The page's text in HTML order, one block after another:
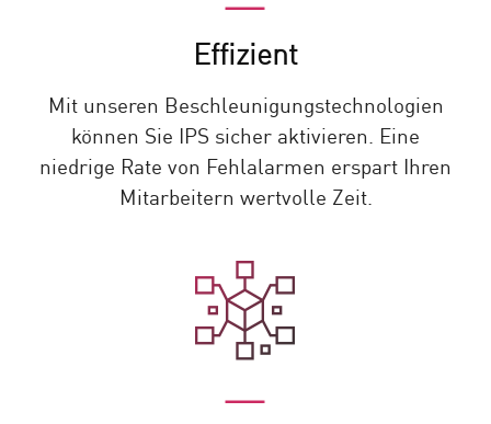
Effizient
Mit unseren Beschleunigungstechnologien
können Sie IPS sicher aktivieren. Eine
niedrige Rate von Fehlalarmen erspart Ihren
Mitarbeitern wertvolle Zeit.